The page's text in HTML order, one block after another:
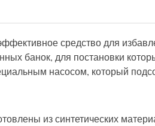
средство для
банок, для постановки
насосом, который
из синтетических